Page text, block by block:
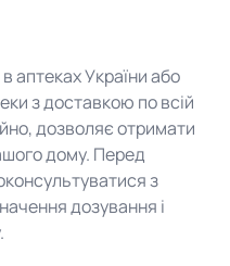
аптеках України або
з доставкою по всій
дозволяє отримати
дому. Перед
з
дозування і